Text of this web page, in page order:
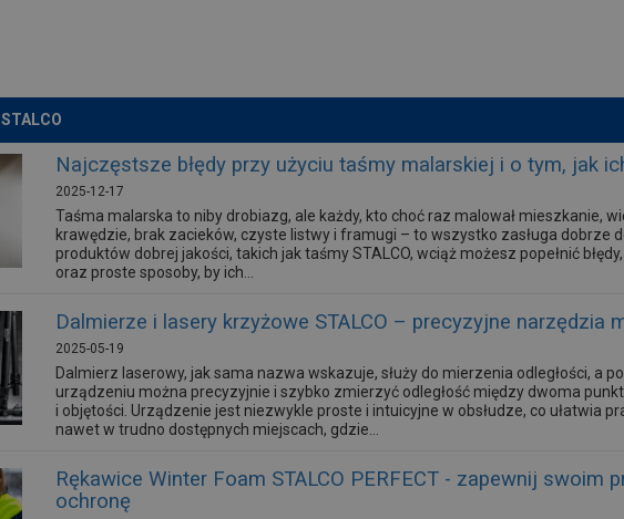
STALCO
Najczęstsze błędy przy użyciu taśmy malarskiej i o tym, jak
2025-12-17
Taśma malarska to niby drobiazg, ale każdy, kto choć raz malował mieszkanie,
krawędzie, brak zacieków, czyste listwy i framugi – to wszystko zasługa dobrze
produktów dobrej jakości, takich jak taśmy STALCO, wciąż możesz popełnić
oraz proste sposoby, by ich...
Dalmierze i lasery krzyżowe STALCO – precyzyjne narzędzia
2025-05-19
Dalmierz laserowy, jak sama nazwa wskazuje, służy do mierzenia odległości, a
urządzeniu można precyzyjnie i szybko zmierzyć odległość między dwoma
i objętości. Urządzenie jest niezwykle proste i intuicyjne w obsłudze, co ułatwia
nawet w trudno dostępnych miejscach, gdzie...
Rękawice Winter Foam STALCO PERFECT - zapewnij
ochronę